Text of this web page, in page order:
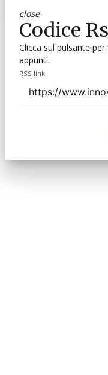
close
Codice
Clicca sul pulsante per
appunti.
RSS link